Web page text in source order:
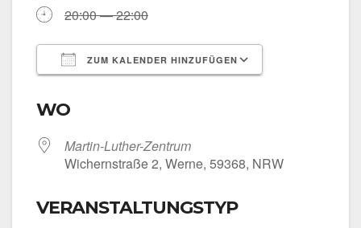
20:00 — 22:00
ZUM KALENDER HINZUFÜGEN
WO
Martin-Luther-Zentrum
Wichern­stra­ße 2, Wer­ne, 59368, NRW
VERANSTALTUNGSTYP